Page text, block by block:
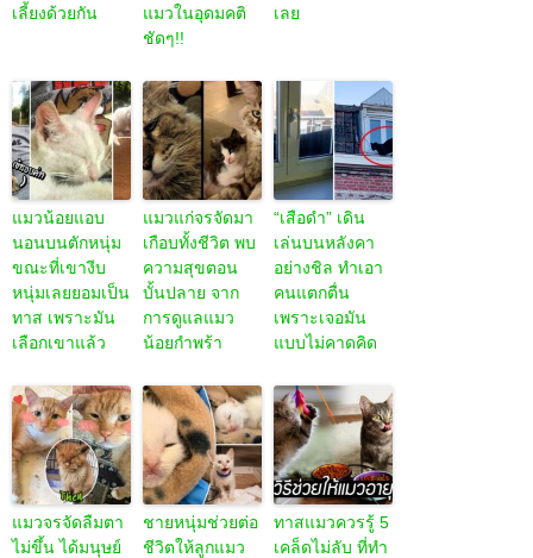
เลี้ยงด้วยกัน
แมวในอุดมคติ
ชัดๆ!!
เลย
แมวน้อยแอบ
นอนบนตักหนุ่ม
ขณะที่เขางีบ
หนุ่มเลยยอมเป็น
ทาส เพราะมัน
เลือกเขาแล้ว
แมวแก่จรจัดมา
เกือบทั้งชีวิต พบ
ความสุขตอน
บั้นปลาย จาก
การดูแลแมว
น้อยกำพร้า
“เสือดำ” เดิน
เล่นบนหลังคา
อย่างชิล ทำเอา
คนแตกตื่น
เพราะเจอมัน
แบบไม่คาดคิด
แมวจรจัดลืมตา
ไม่ขึ้น ได้มนุษย์
ชายหนุ่มช่วยต่อ
ชีวิตให้ลูกแมว
ทาสแมวควรรู้ 5
เคล็ดไม่ลับ ที่ทำ